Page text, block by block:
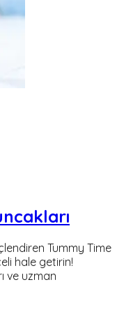
Tummy Time
hale getirin!
ve uzman